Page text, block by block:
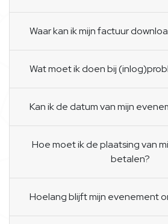
Waar kan ik mijn factuur
Wat moet ik doen bij
Kan ik de datum van mijn
Hoe moet ik de plaatsing van
betalen?
Hoelang blijft mijn evenement